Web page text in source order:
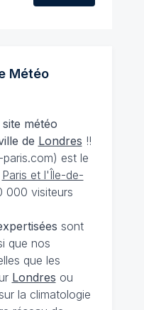
Météo
météo
de Londres !!
est le
Paris et l'Île-de-
000 visiteurs
sont
que nos
que les
Londres ou
la climatologie